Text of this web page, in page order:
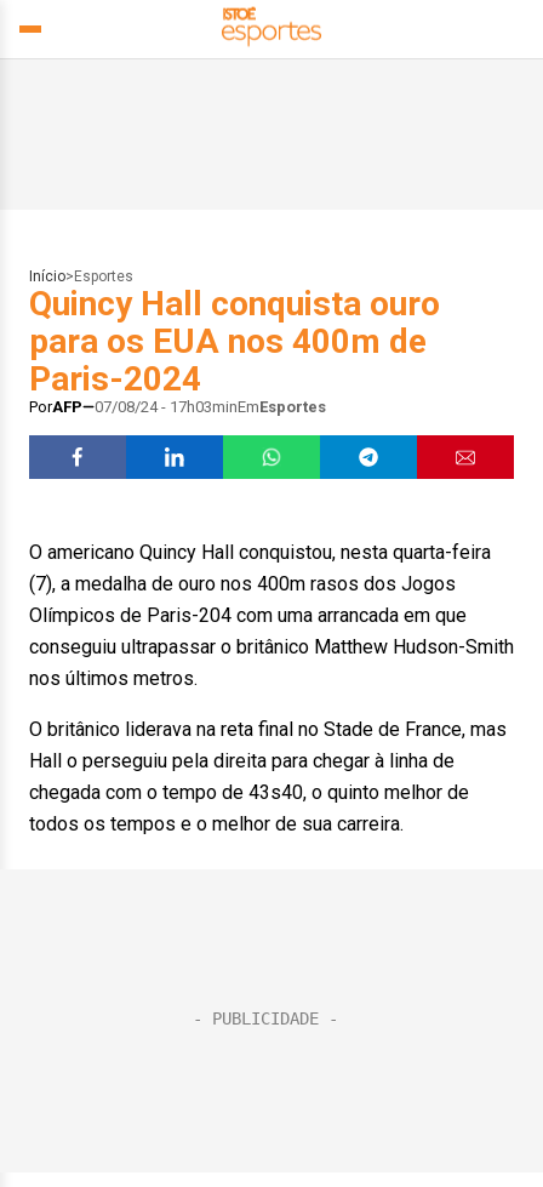
Início> Esportes
Quincy Hall conquista ouro
para os EUA nos 400m de
Paris-2024
PorAFP 07/08/24 - 17h03minEmEsportes
O americano Quincy Hall conquistou, nesta quarta-feira
(7), a medalha de ouro nos 400m rasos dos Jogos
Olímpicos de Paris-204 com uma arrancada em que
conseguiu ultrapassar o britânico Matthew Hudson-Smith
nos últimos metros.
O britânico liderava na reta final no Stade de France, mas
Hall o perseguiu pela direita para chegar à linha de
chegada com o tempo de 43s40, o quinto melhor de
todos os tempos e o melhor de sua carreira.